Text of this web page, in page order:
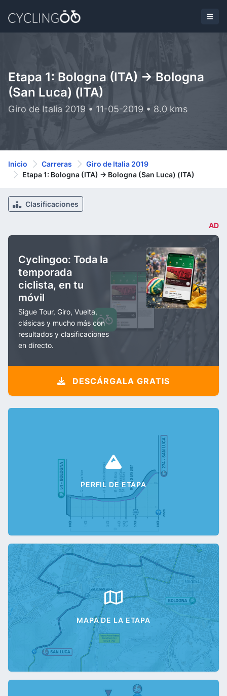
Etapa 1: Bologna (ITA) -> Bologna
(San Luca) (ITA)
Giro de Italia 2019 • 11-05-2019 • 8.0 kms
Inicio Carreras
Giro de Italia 2019
Etapa 1: Bologna (ITA) -> Bologna (San Luca) (ITA)
Clasificaciones
AD
Cyclingoo: Toda la
temporada
ciclista, en tu
móvil
Sigue Tour, Giro, Vuelta,
clásicas y mucho más con
resultados y clasificaciones
en directo.
DESCÁRGALA GRATIS
PERFIL DE ETAPA
MAPA DE LA ETAPA